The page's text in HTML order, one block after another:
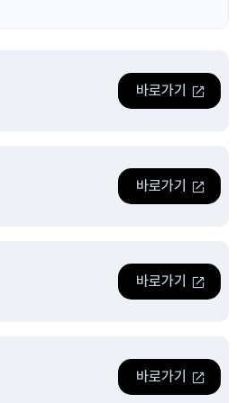
바로가기
바로가기
바로가기
바로가기